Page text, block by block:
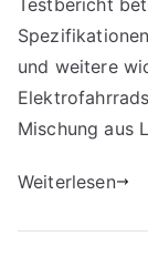
und weitere
Mischung aus
Weiterlesen